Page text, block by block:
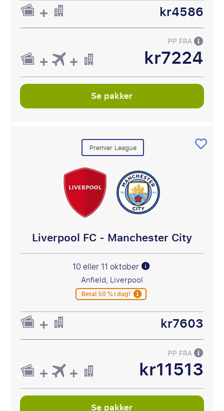
kr4586
PP FRA
kr7224
Se pakker
Premier League
Liverpool FC - Manchester City
10 eller 11 oktober
Anfield, Liverpool
Betal 50 % i dag!
kr7603
PP FRA
kr11513
Se pakker